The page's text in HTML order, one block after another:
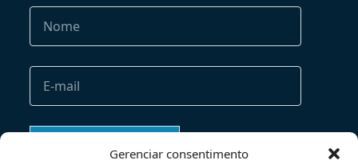
Gerenciar consentimento